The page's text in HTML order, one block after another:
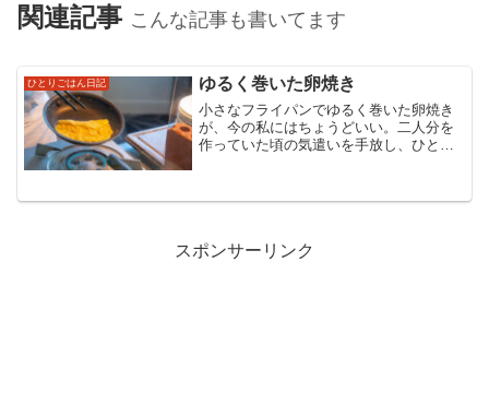
関連記事 こんな記事も書いてます
ひとりごはん日記 ゆるく巻いた卵焼き
小さなフライパンでゆるく巻いた卵焼き
が、今の私にはちょうどいい。二人分を
作っていた頃の気遣いを手放し、ひとり
スポンサーリンク